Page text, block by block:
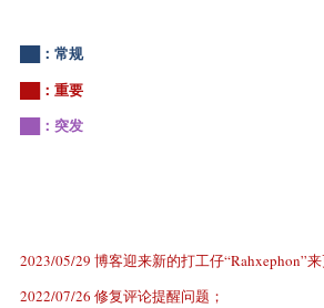
██：常规
██：重要
██：突发
2023/05/29 博客迎来新的打工仔“Rahxephon”来
2022/07/26 修复评论提醒问题；